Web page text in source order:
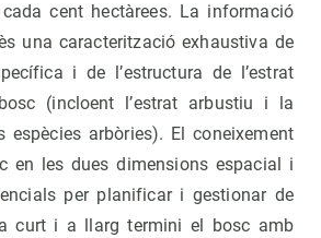
cent hectàrees. La informació
una caracterització exhaustiva de
i de l’estructura de l’estrat
(incloent l’estrat arbustiu i la
espècies arbòries). El coneixement
en les dues dimensions espacial i
per planificar i gestionar de
curt i a llarg termini el bosc amb